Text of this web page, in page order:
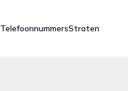
TelefoonnummersStraten